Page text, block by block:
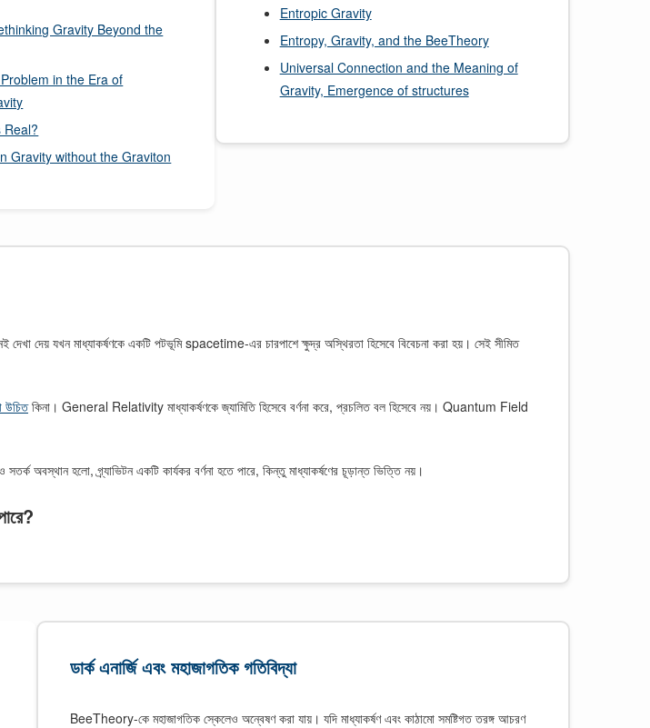
Gravity Beyond the
in the Era of
Real?
Gravity without the Graviton
Entropic Gravity
Entropy, Gravity, and the BeeTheory
Universal Connection and the Meaning of
Gravity, Emergence of structures
দেখা দেয় যখন মাধ্যাকর্ষণকে একটি পটভূমি spacetime-এর চারপাশে ক্ষুদ্র অস্থিরতা হিসেবে বিবেচনা করা হয়। সেই সীমিত
উচিতকিনা। General Relativity মাধ্যাকর্ষণকে জ্যামিতি হিসেবে বর্ণনা করে, প্রচলিত বল হিসেবে নয়। Quantum Field
অবস্থান হলো, গ্র্যাভিটন একটি কার্যকর বর্ণনা হতে পারে, কিন্তু মাধ্যাকর্ষণের চূড়ান্ত ভিত্তি নয়।
ডার্ক এনার্জি এবং মহাজাগতিক গতিবিদ্যা
BeeTheory-কে মহাজাগতিক স্কেলেও অন্বেষণ করা যায়। যদি মাধ্যাকর্ষণ এবং কাঠামো সমষ্টিগত তরঙ্গ আচরণ